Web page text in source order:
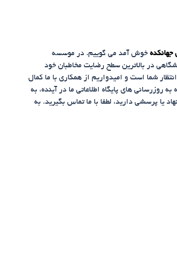
خوش آمد می گوییم.‌ در موسسه
در بالاترین سطح رضایت مخاطبان خود
شما است و امیدواریم از همکاری با ما کمال
های پایگاه اطلاعاتی ما در آینده، به
یا پرسشی دارید، لطفا با ما تماس بگیرید. به